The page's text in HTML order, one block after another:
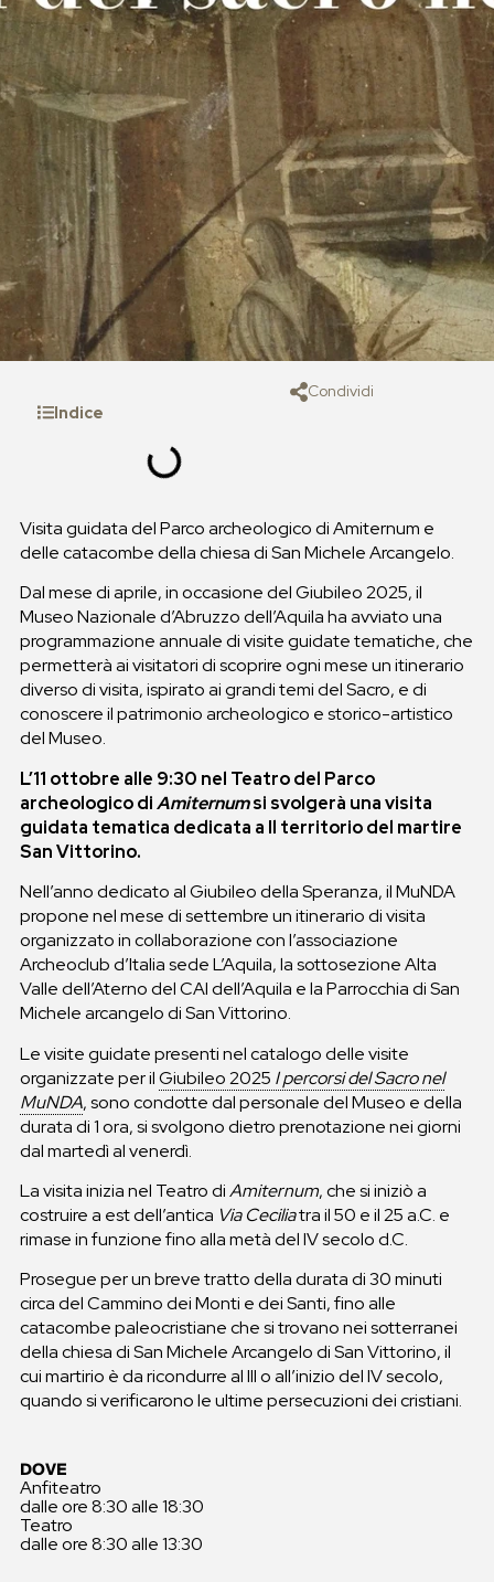
Indice
Condividi
Visita guidata del Parco archeologico di Amiternum e
delle catacombe della chiesa di San Michele Arcangelo.
Dal mese di aprile, in occasione del Giubileo 2025, il
Museo Nazionale d’Abruzzo dell’Aquila ha avviato una
programmazione annuale di visite guidate tematiche, che
permetterà ai visitatori di scoprire ogni mese un itinerario
diverso di visita, ispirato ai grandi temi del Sacro, e di
conoscere il patrimonio archeologico e storico-artistico
del Museo.
L’11 ottobre alle 9:30 nel Teatro del Parco
archeologico diAmiternumsi svolgerà una visita
guidata tematica dedicata a Il territorio del martire
San Vittorino.
Nell’anno dedicato al Giubileo della Speranza, il MuNDA
propone nel mese di settembre un itinerario di visita
organizzato in collaborazione con l’associazione
Archeoclub d’Italia sede L’Aquila, la sottosezione Alta
Valle dell’Aterno del CAI dell’Aquila e la Parrocchia di San
Michele arcangelo di San Vittorino.
Le visite guidate presenti nel catalogo delle visite
organizzate per ilGiubileo 2025 I percorsi del Sacro nel
MuNDA, sono condotte dal personale del Museo e della
durata di 1 ora, si svolgono dietro prenotazione nei giorni
dal martedì al venerdì.
La visita inizia nel Teatro diAmiternum, che si iniziò a
costruire a est dell’antica Via Ceciliatra il 50 e il 25 a.C. e
rimase in funzione fino alla metà del IV secolo d.C.
Prosegue per un breve tratto della durata di 30 minuti
circa del Cammino dei Monti e dei Santi, fino alle
catacombe paleocristiane che si trovano nei sotterranei
della chiesa di San Michele Arcangelo di San Vittorino, il
cui martirio è da ricondurre al III o all’inizio del IV secolo,
quando si verificarono le ultime persecuzioni dei cristiani.
DOVE
Anfiteatro
dalle ore 8:30 alle 18:30
Teatro
dalle ore 8:30 alle 13:30